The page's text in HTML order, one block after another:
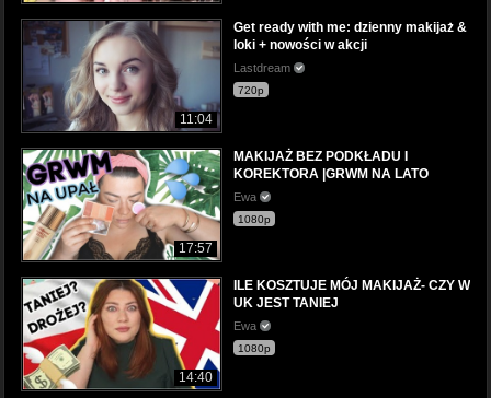
11:04
Get ready with me: dzienny makijaż &
loki + nowości w akcji
Lastdream
720p
17:57
MAKIJAŻ BEZ PODKŁADU I
KOREKTORA |GRWM NA LATO
Ewa
1080p
14:40
ILE KOSZTUJE MÓJ MAKIJAŻ- CZY W
UK JEST TANIEJ
Ewa
1080p